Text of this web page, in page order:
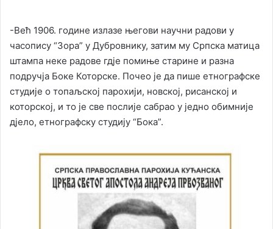
-Већ 1906. године излазе његови научни радови у
часопису “Зора” у Дубровнику, затим му Српска матица
штампа неке радове гдје помиње старине и разна
подручја Боке Которске. Почео је да пише етнографске
студије о топаљској парохији, новској, рисанској и
которској, и то је све послије сабрао у једно обимније
дјело, етнографску студију “Бока”.